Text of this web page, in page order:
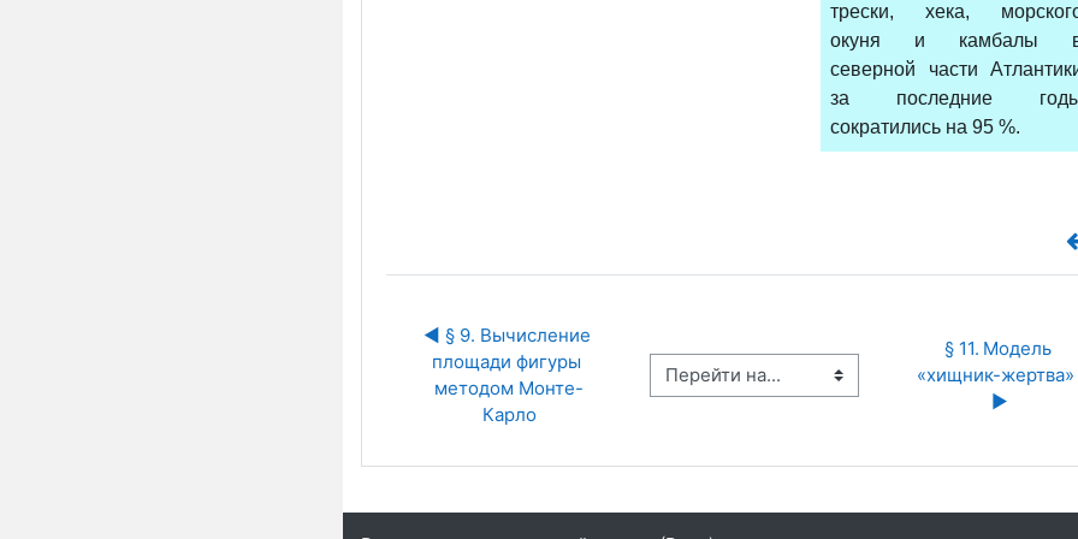
трески, хека,
окуня и камбалы
северной части
за последние
сократились на 95 %.
◀︎ § 9. Вычисление
площади фигуры
методом Монте-
Карло
Перейти на...
§ 11.	Модель
«хищник-жертва»
▶︎